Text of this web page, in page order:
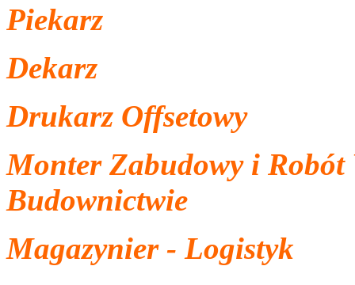
Piekarz
Dekarz
Drukarz Offsetowy
Monter Zabudowy i Robót
Budownictwie
Magazynier - Logistyk